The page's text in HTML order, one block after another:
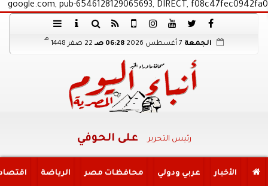
google.com, pub-6546128129065693, DIRECT, f08c47fec0942fa0
الجمعة 06:28 صـ 22 صفر 1448
هـ
رئيس التحرير على الحوفي
الأخبار عربي ودولي محافظات مصر الرياضة